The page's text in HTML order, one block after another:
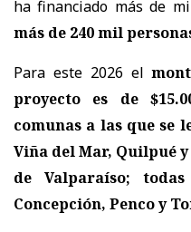
ha financiado más de
más de 240 mil
Para este 2026 el
proyecto es de
comunas a las que se
Viña del Mar, Quilpué
de Valparaíso;
Concepción, Penco y